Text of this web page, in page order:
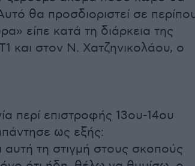
θα προσδιοριστεί σε
είπε κατά τη διάρκεια της
και στον Ν. Χατζηνικολάου, ο
περί επιστροφής 13ου-14ου
ως εξής:
αυτή τη στιγμή στους σκοπούς